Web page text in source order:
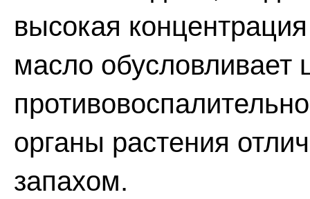
высокая
масло обусловливает
органы растения
запахом.